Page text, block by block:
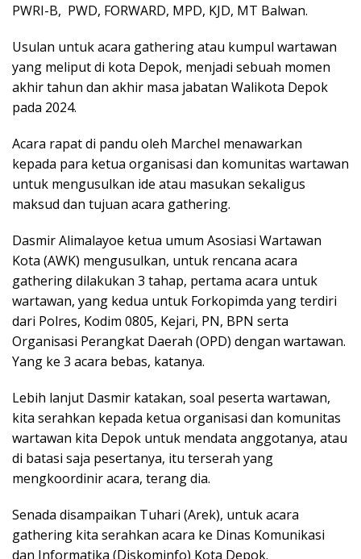
PWRI-B, PWD, FORWARD, MPD, KJD, MT Balwan.
Usulan untuk acara gathering atau kumpul wartawan
yang meliput di kota Depok, menjadi sebuah momen
akhir tahun dan akhir masa jabatan Walikota Depok
pada 2024.
Acara rapat di pandu oleh Marchel menawarkan
kepada para ketua organisasi dan komunitas wartawan
untuk mengusulkan ide atau masukan sekaligus
maksud dan tujuan acara gathering.
Dasmir Alimalayoe ketua umum Asosiasi Wartawan
Kota (AWK) mengusulkan, untuk rencana acara
gathering dilakukan 3 tahap, pertama acara untuk
wartawan, yang kedua untuk Forkopimda yang terdiri
dari Polres, Kodim 0805, Kejari, PN, BPN serta
Organisasi Perangkat Daerah (OPD) dengan wartawan.
Yang ke 3 acara bebas, katanya.
Lebih lanjut Dasmir katakan, soal peserta wartawan,
kita serahkan kepada ketua organisasi dan komunitas
wartawan kita Depok untuk mendata anggotanya, atau
di batasi saja pesertanya, itu terserah yang
mengkoordinir acara, terang dia.
Senada disampaikan Tuhari (Arek), untuk acara
gathering kita serahkan acara ke Dinas Komunikasi
dan Informatika (Diskominfo) Kota Depok.